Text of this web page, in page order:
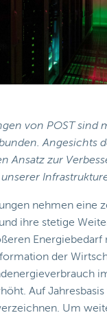
von POST sind
Angesichts
Ansatz zur
nehmen eine
ihre stetige
Energiebedarf
der
Auf
Um